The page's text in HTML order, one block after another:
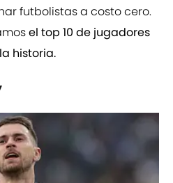
futbolistas a costo cero.
el top 10 de jugadores
historia.